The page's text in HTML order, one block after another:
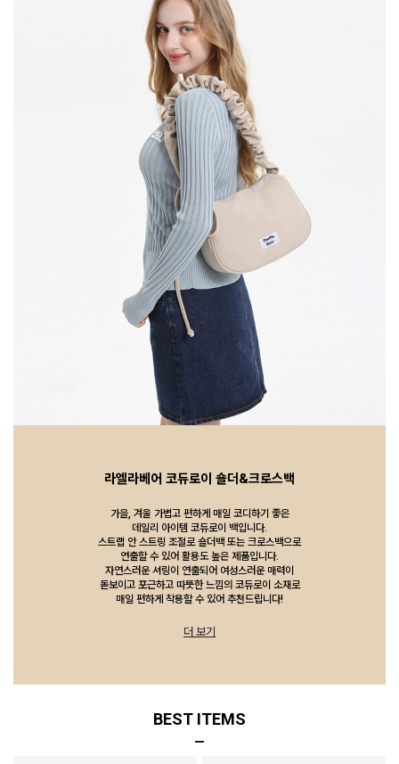
라엘라베어 코듀로이 숄더&크로스백
가을, 겨울 가볍고 편하게 매일 코디하기 좋은
데일리 아이템 코듀로이 백입니다.
스트랩 안 스트링 조절로 숄더백 또는 크로스백으로
연출할 수 있어 활용도 높은 제품입니다.
자연스러운 셔링이 연출되어 여성스러운 매력이
돋보이고 포근하고 따뜻한 느낌의 코듀로이 소재로
매일 편하게 착용할 수 있어 추천드립니다!
더 보기
BEST ITEMS